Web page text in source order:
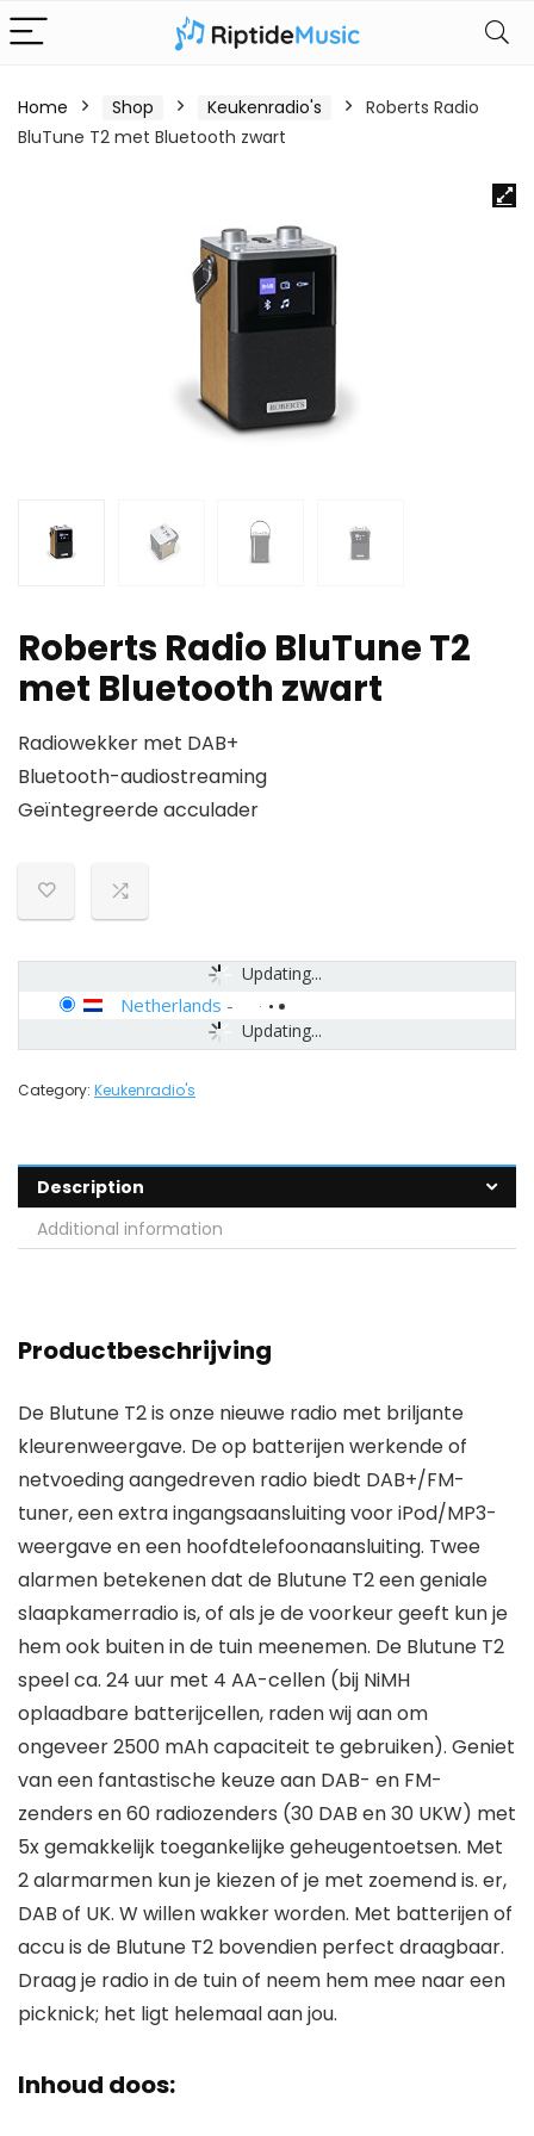
Home Shop Keukenradio's
Roberts Radio
BluTune T2 met Bluetooth zwart
Roberts Radio BluTune T2
met Bluetooth zwart
Radiowekker met DAB+
Bluetooth-audiostreaming
Geïntegreerde acculader
Updating...
Updating...
Netherlands -
Category: Keukenradio's
Description
Additional information
Productbeschrijving
De Blutune T2 is onze nieuwe radio met briljante
kleurenweergave. De op batterijen werkende of
netvoeding aangedreven radio biedt DAB+/FM-
tuner, een extra ingangsaansluiting voor iPod/MP3-
weergave en een hoofdtelefoonaansluiting. Twee
alarmen betekenen dat de Blutune T2 een geniale
slaapkamerradio is, of als je de voorkeur geeft kun je
hem ook buiten in de tuin meenemen. De Blutune T2
speel ca. 24 uur met 4 AA-cellen (bij NiMH
oplaadbare batterijcellen, raden wij aan om
ongeveer 2500 mAh capaciteit te gebruiken). Geniet
van een fantastische keuze aan DAB- en FM-
zenders en 60 radiozenders (30 DAB en 30 UKW) met
5x gemakkelijk toegankelijke geheugentoetsen. Met
2 alarmarmen kun je kiezen of je met zoemend is. er,
DAB of UK. W willen wakker worden. Met batterijen of
accu is de Blutune T2 bovendien perfect draagbaar.
Draag je radio in de tuin of neem hem mee naar een
picknick; het ligt helemaal aan jou.
Inhoud doos: